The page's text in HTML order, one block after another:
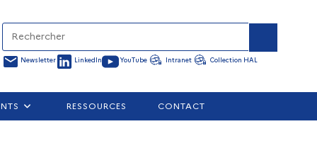
Newsletter LinkedIn YouTube Intranet Collection HAL
RESSOURCES CONTACT